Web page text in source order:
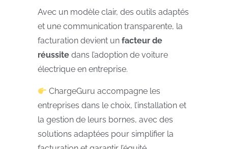
Avec un modèle clair, des outils adaptés
et une communication transparente, la
facturation devient un facteur de
réussite dans l’adoption de voiture
électrique en entreprise.
ChargeGuru accompagne les
entreprises dans le choix, l’installation et
la gestion de leurs bornes, avec des
solutions adaptées pour simplifier la